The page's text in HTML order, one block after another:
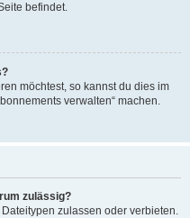
befindet.
möchtest, so kannst du dies im
verwalten“ machen.
zulässig?
zulassen oder verbieten.